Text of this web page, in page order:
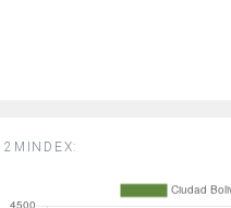
2MINDEX: